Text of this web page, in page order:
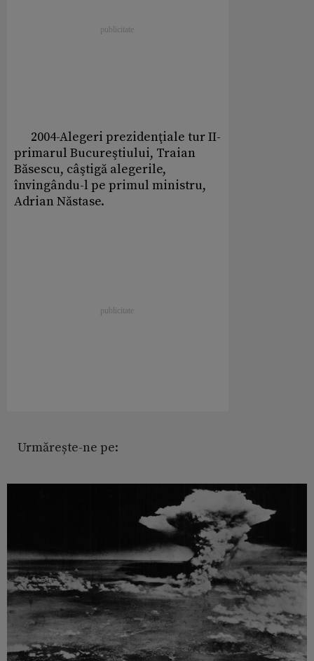
2004-Alegeri prezidenţiale tur II-
primarul Bucureştiului, Traian
Băsescu, câştigă alegerile,
învingându-l pe primul ministru,
Adrian Năstase.
Urmărește-ne pe: